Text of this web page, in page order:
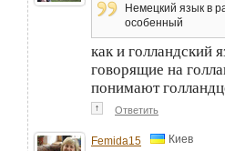
Немецкий язык в
особенный
как и голландский
говорящие на
понимают
↑ Ответить
Femida15 Киев